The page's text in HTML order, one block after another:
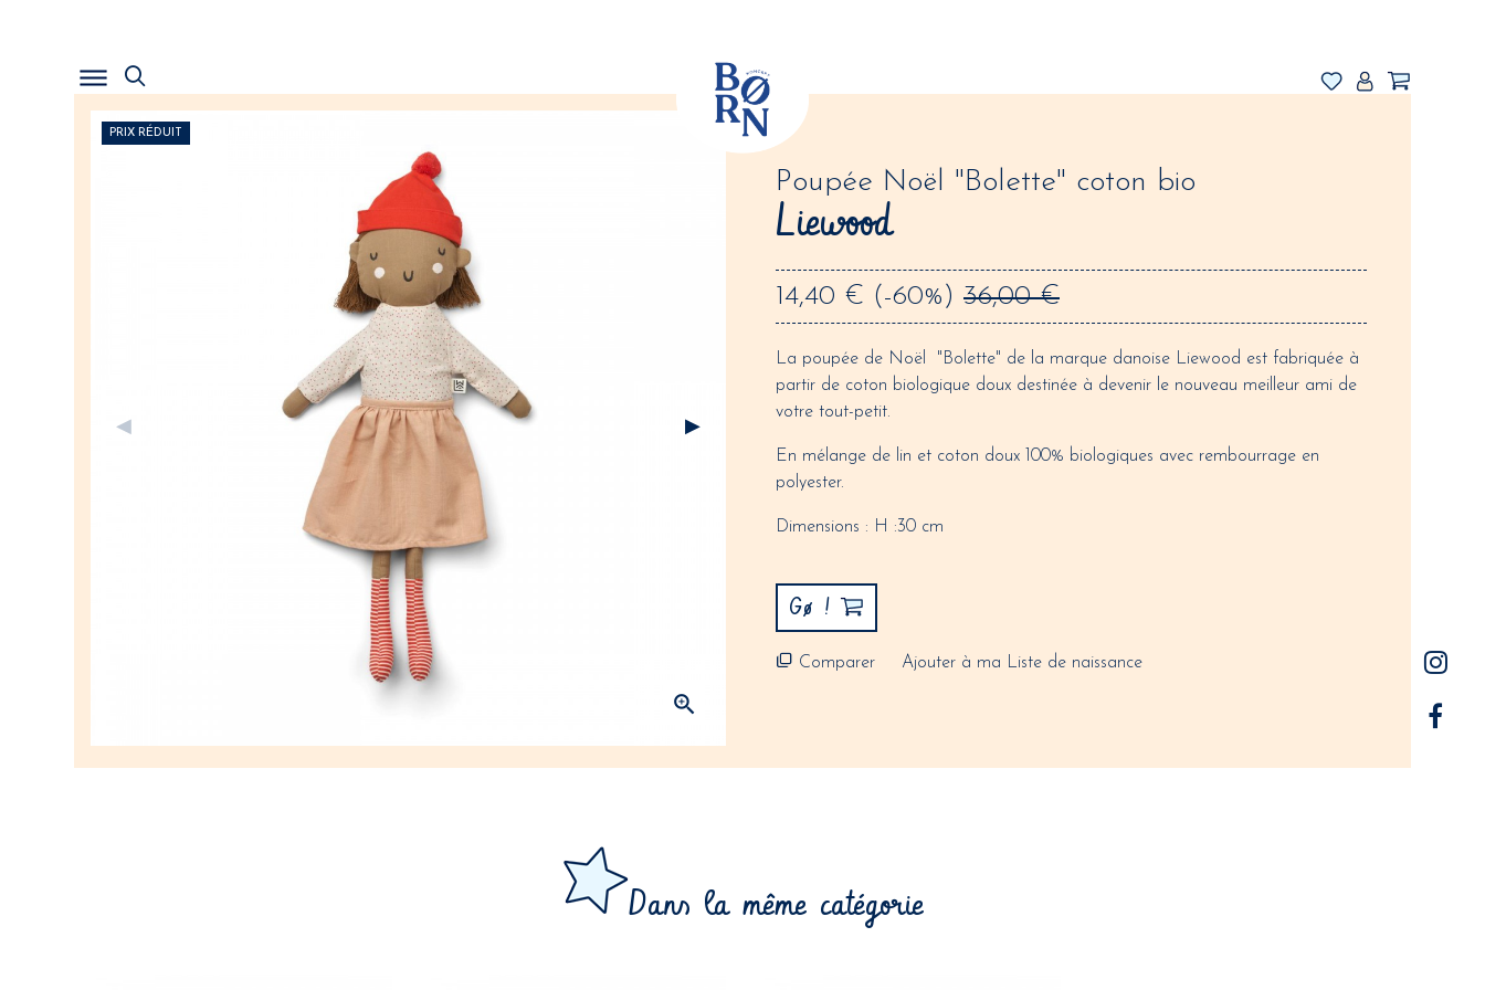
PRIX RÉDUIT

Poupée Noël "Bolette" coton bio
Liewood
14,40 € (-60%) 36,00 €
La poupée de Noël "Bolette" de la marque danoise Liewood est fabriquée à
partir de coton biologique doux destinée à devenir le nouveau meilleur ami de
votre tout-petit.
En mélange de lin et coton doux 100% biologiques avec rembourrage en
polyester.
Dimensions : H :30 cm
Gø !
Comparer Ajouter à ma Liste de naissance
Dans la même catégorie